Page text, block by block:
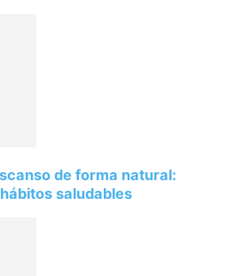
de forma natural:
saludables